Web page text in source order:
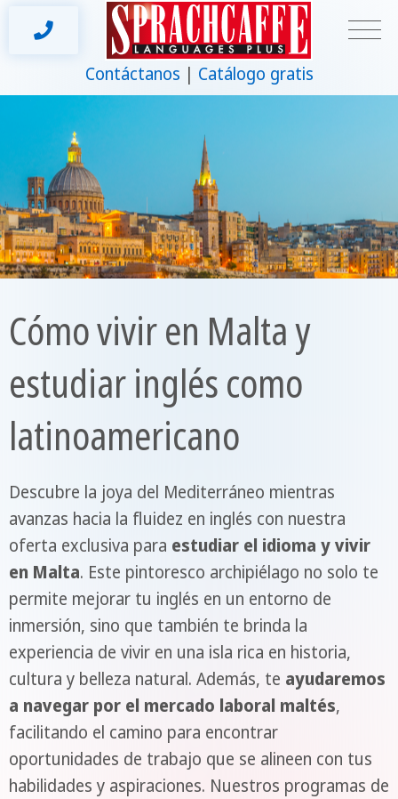
Contáctanos Catálogo gratis
Cómo vivir en Malta y
estudiar inglés como
latinoamericano
Descubre la joya del Mediterráneo mientras
avanzas hacia la fluidez en inglés con nuestra
oferta exclusiva para estudiar el idioma y vivir
en Malta. Este pintoresco archipiélago no solo te
permite mejorar tu inglés en un entorno de
inmersión, sino que también te brinda la
experiencia de vivir en una isla rica en historia,
cultura y belleza natural. Además, te ayudaremos
a navegar por el mercado laboral maltés,
facilitando el camino para encontrar
oportunidades de trabajo que se alineen con tus
habilidades y aspiraciones. Nuestros programas de